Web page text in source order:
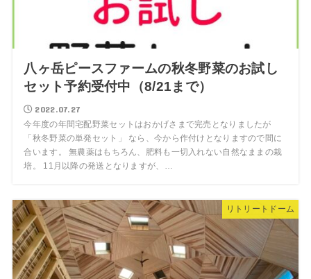
八ヶ岳ピースファームの秋冬野菜のお試し
セット予約受付中（8/21まで）
2022.07.27
今年度の年間宅配野菜セットはおかげさまで完売となりましたが
「秋冬野菜の単発セット」 なら、今から作付けとなりますので間に
合います。 無農薬はもちろん、肥料も一切入れない自然なままの栽
培。 11月以降の発送となりますが、…
リトリートドーム